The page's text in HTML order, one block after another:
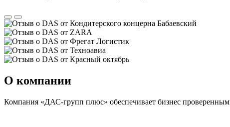
О компании
Компания «ДАС-групп плюс» обеспечивает бизнес